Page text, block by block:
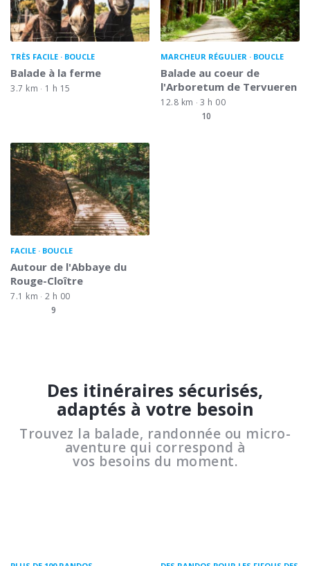
TRÈS FACILE BOUCLE
Balade à la ferme
3.7 km 1 h 15
MARCHEUR RÉGULIER BOUCLE
Balade au coeur de
l'Arboretum de Tervueren
12.8 km
3 h 00
10
FACILE BOUCLE
Autour de l'Abbaye du
Rouge-Cloître
7.1 km
2 h 00
9
Des itinéraires sécurisés,
adaptés à votre besoin
Trouvez la balade, randonnée ou micro-
aventure qui correspond à
vos besoins du moment.